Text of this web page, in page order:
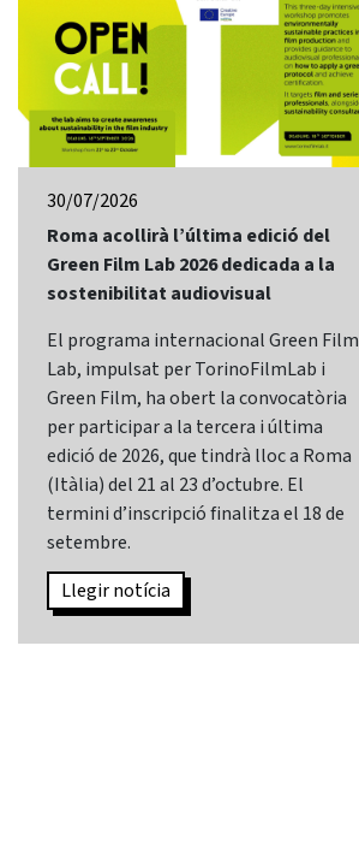
30/07/2026
Roma acollirà l’última edició del
Green Film Lab 2026 dedicada a la
sostenibilitat audiovisual
El programa internacional Green Film
Lab, impulsat per TorinoFilmLab i
Green Film, ha obert la convocatòria
per participar a la tercera i última
edició de 2026, que tindrà lloc a Roma
(Itàlia) del 21 al 23 d’octubre. El
termini d’inscripció finalitza el 18 de
setembre.
Llegir notícia